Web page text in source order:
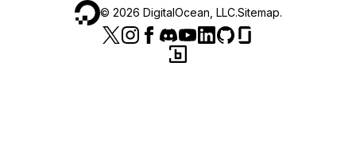
© 2026 DigitalOcean, LLC.Sitemap.